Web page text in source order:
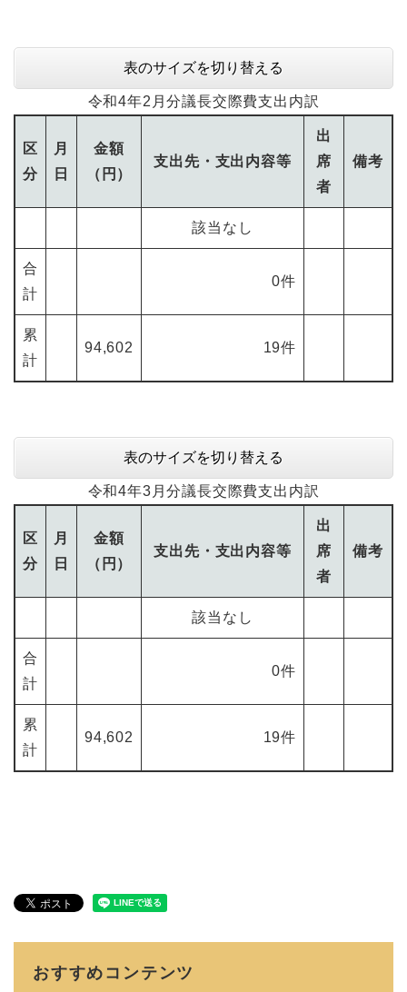
表のサイズを切り替える
令和4年2月分議長交際費支出内訳
区
分
月
日
金額
（円）
支出先・支出内容等
出
席
者
備考
該当なし
合
計
0件
累
計
94,602 19件
表のサイズを切り替える
令和4年3月分議長交際費支出内訳
区
分
月
日
金額
（円）
支出先・支出内容等
出
席
者
備考
該当なし
合
計
0件
累
計
94,602 19件
おすすめコンテンツ